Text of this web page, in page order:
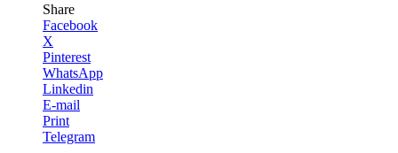
Share
Facebook
X
Pinterest
WhatsApp
Linkedin
E-mail
Print
Telegram